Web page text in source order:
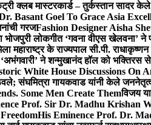
क्लब मास्टरकार्ड – तुर्कस्तान सादर
Basant Goel To Grace Asia
गरजFashion Designer Aisha
भोजपुरी लोकगीत ‘गवना वीएस खेलवना’
के राज्यपाल सी.पी. राधाकृष्णन
ने शन्मुखानंद हॉल को भक्तिरस से
White House Discussions On
संघमित्रा गायकवाड यांनी केले
Some Men Create Themविजय
Prof. Sir Dr. Madhu Krishan
His Eminence Prof. Dr.